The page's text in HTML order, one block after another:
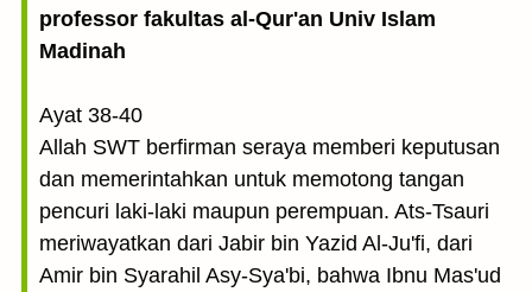
professor fakultas al-Qur'an Univ Islam
Madinah
Ayat 38-40
Allah SWT berfirman seraya memberi keputusan
dan memerintahkan untuk memotong tangan
pencuri laki-laki maupun perempuan. Ats-Tsauri
meriwayatkan dari Jabir bin Yazid Al-Ju'fi, dari
Amir bin Syarahil Asy-Sya'bi, bahwa Ibnu Mas'ud